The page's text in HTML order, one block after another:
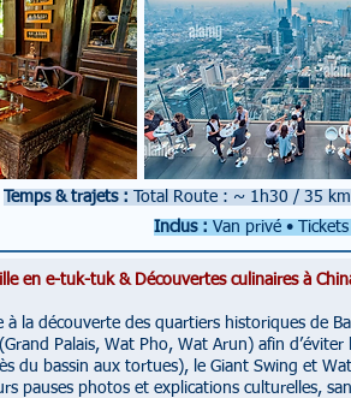
Temps & trajets : Total Route : ~ 1h30 / 35 km
Inclus : Van privé •
en e-tuk-tuk & Découvertes culinaires à
la découverte des quartiers historiques de
Palais, Wat Pho, Wat Arun) afin
du bassin aux tortues), le Giant Swing et
pauses photos et explications culturelles,